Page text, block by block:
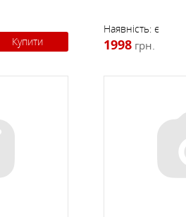
Купити
Наявність: є
1998 грн.